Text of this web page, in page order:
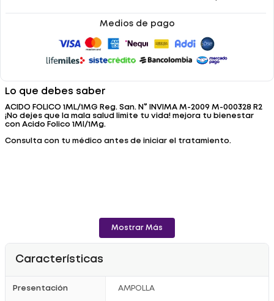
Medios de pago
Lo que debes saber
ACIDO FOLICO 1ML/1MG Reg. San. N° INVIMA M-2009 M-000328 R2
¡No dejes que la mala salud limite tu vida! mejora tu bienestar
con Acido Folico 1Ml/1Mg.
Consulta con tu médico antes de iniciar el tratamiento.
Mostrar Más
Características
Presentación AMPOLLA